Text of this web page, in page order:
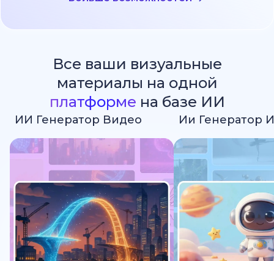
Все ваши визуальные
материалы на одной
платформе на базе ИИ
ИИ Генератор Видео